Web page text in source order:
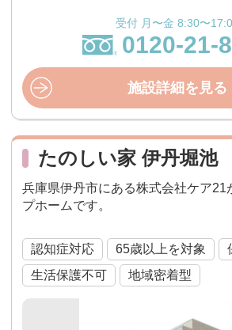
受付 月〜金 8:30〜
0120-21-
施設詳細を見る
たのしい家 伊丹堀池
兵庫県伊丹市にある株式会社ケア21
プホームです。
認知症対応 65歳以上を対象
生活保護不可
地域密着型